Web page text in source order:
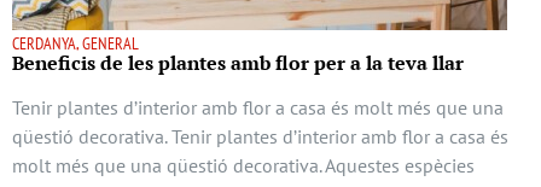
CERDANYA, GENERAL
Beneficis de les plantes amb flor per a la teva llar
Tenir plantes d’interior amb flor a casa és molt més que una
qüestió decorativa. Tenir plantes d’interior amb flor a casa és
molt més que una qüestió decorativa. Aquestes espècies